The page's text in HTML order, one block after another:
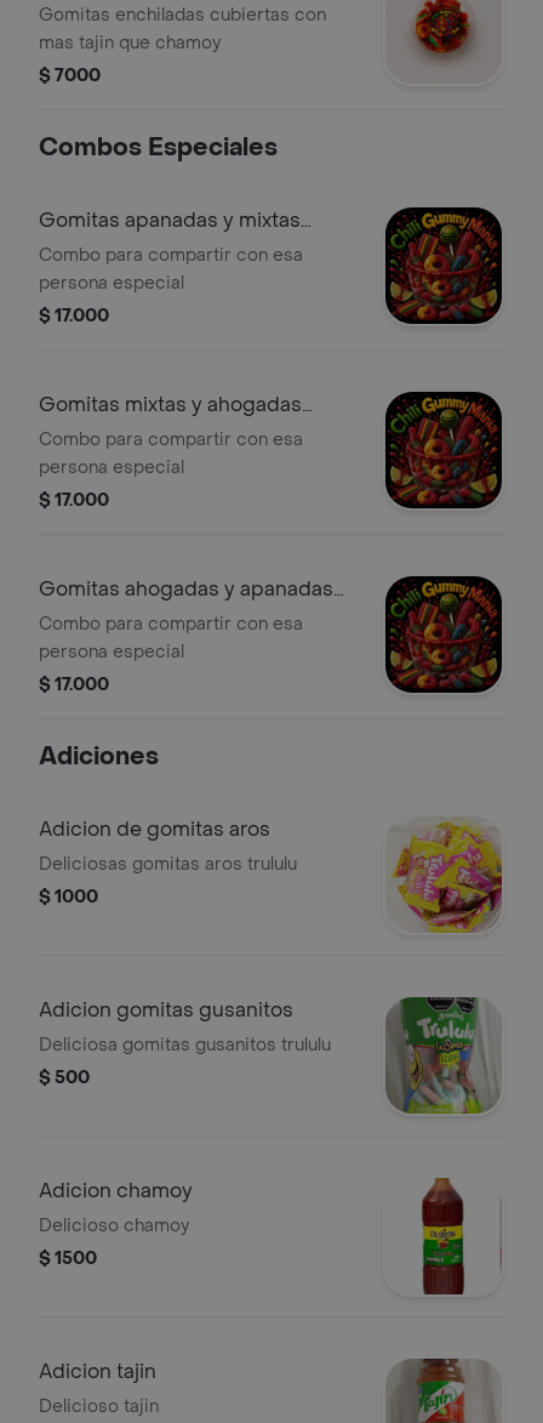
Gomitas enchiladas cubiertas con
mas tajin que chamoy
$ 7000
Combos Especiales
Gomitas apanadas y mixtas
pequeñas
Combo para compartir con esa
persona especial
$ 17.000
Gomitas mixtas y ahogadas
pequeñas
Combo para compartir con esa
persona especial
$ 17.000
Gomitas ahogadas y apanadas
pequeñas
Combo para compartir con esa
persona especial
$ 17.000
Adiciones
Adicion de gomitas aros
Deliciosas gomitas aros trululu
$ 1000
Adicion gomitas gusanitos
Deliciosa gomitas gusanitos trululu
$ 500
Adicion chamoy
Delicioso chamoy
$ 1500
Adicion tajin
Delicioso tajin